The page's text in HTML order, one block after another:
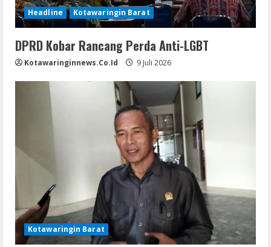
Headline Kotawaringin Barat
DPRD Kobar Rancang Perda Anti-LGBT
Kotawaringinnews.co.id 9 Juli 2026
Kotawaringin Barat